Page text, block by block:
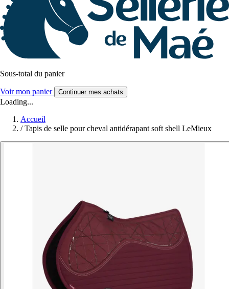
Sous-total du panier
Voir mon panier Continuer mes achats
Loading...
Accueil
/ Tapis de selle pour cheval antidérapant soft shell LeMieux